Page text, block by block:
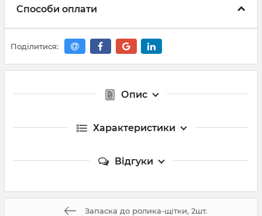
Способи оплати
Поділитися:
Опис
Характеристики
Відгуки
Запаска до ролика-щітки, 2шт.